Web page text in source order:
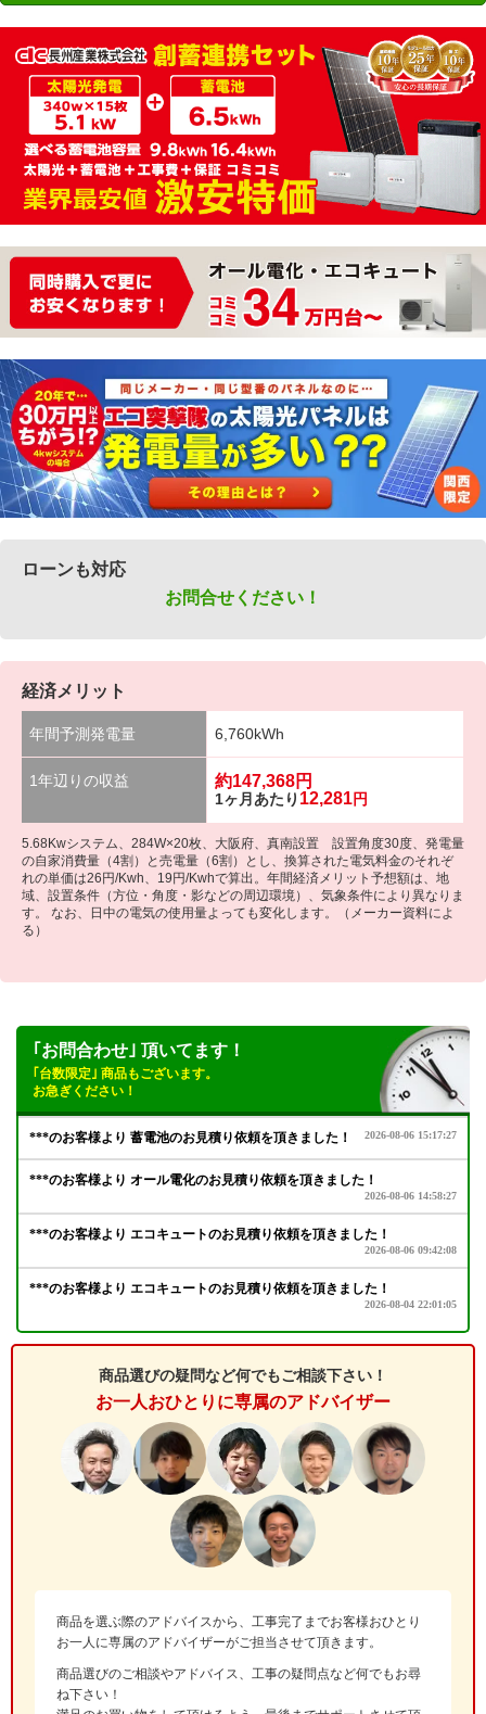
ローンも対応
お問合せください！
経済メリット
年間予測発電量 6,760kWh
1年辺りの収益 約147,368円
1ヶ月あたり 12,281円
5.68Kwシステム、284W×20枚、大阪府、真南設置 設置角度30度、発電量
の自家消費量（4割）と売電量（6割）とし、換算された電気料金のそれぞ
れの単価は26円/Kwh、19円/Kwhで算出。年間経済メリット予想額は、地
域、設置条件（方位・角度・影などの周辺環境）、気象条件により異なりま
す。 なお、日中の電気の使用量よっても変化します。（メーカー資料によ
る）
｢お問合わせ｣ 頂いてます！
｢台数限定｣ 商品もございます。
お急ぎください！
商品選びの疑問など何でもご相談下さい！
お一人おひとりに専属のアドバイザー
商品を選ぶ際のアドバイスから、工事完了までお客様おひとり
お一人に専属のアドバイザーがご担当させて頂きます。
商品選びのご相談やアドバイス、工事の疑問点など何でもお尋
ね下さい！